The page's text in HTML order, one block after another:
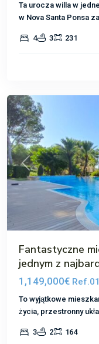
Ta urocza willa w
w Nova Santa Ponsa
4 3 231
Poprzedni
Fantastyczne
jednym z
1,149,000€
To wyjątkowe
życia, przestronny
3 2 164
Santa